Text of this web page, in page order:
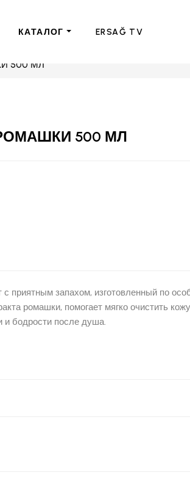
КАТАЛОГ ERSAĞ TV
500 МЛ
500 МЛ
приятным запахом, изготовленный по
ромашки, помогает мягко очистить
и бодрости после душа.